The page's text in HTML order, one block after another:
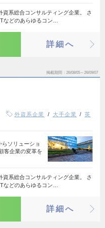
資系総合コンサルティング企業。 さ
などのあらゆるコン…
詳細へ
掲載期間 26/08/05～26/09/07
外資系企業 大手企業
英
ソリューショ
客企業の変革を
資系総合コンサルティング企業。 さ
などのあらゆるコン…
詳細へ